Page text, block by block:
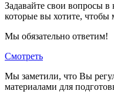
Задавайте свои вопросы в
которые вы хотите, чтобы
Мы обязательно ответим!
Смотреть
Мы заметили, что Вы
материалами для